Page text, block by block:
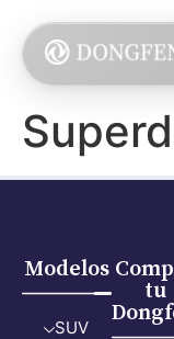
Modelos
SUV
tu